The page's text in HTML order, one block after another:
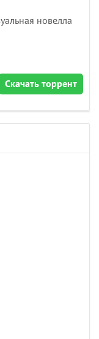
новелла
Скачать торрент